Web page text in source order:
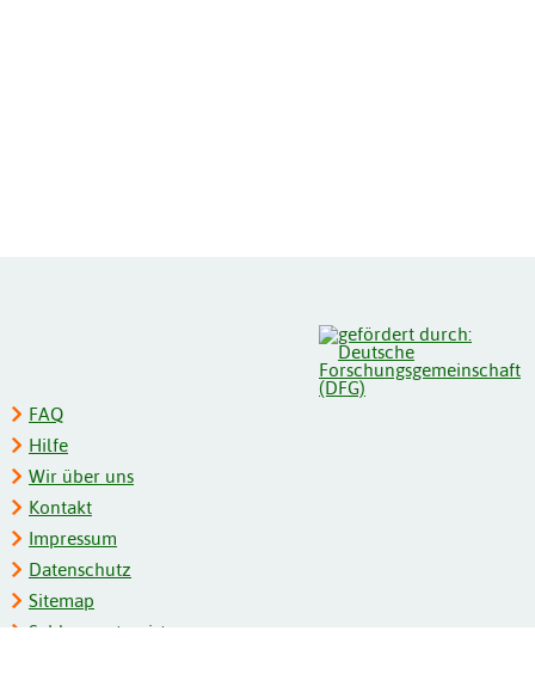
FAQ
Hilfe
Wir über uns
Kontakt
Impressum
Datenschutz
Sitemap
Schlagwortregister